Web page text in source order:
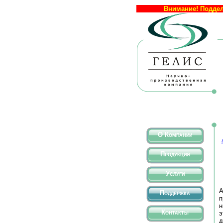
Внимание!
О Компании
Продукция
Услуги
Поддержка
Контакты